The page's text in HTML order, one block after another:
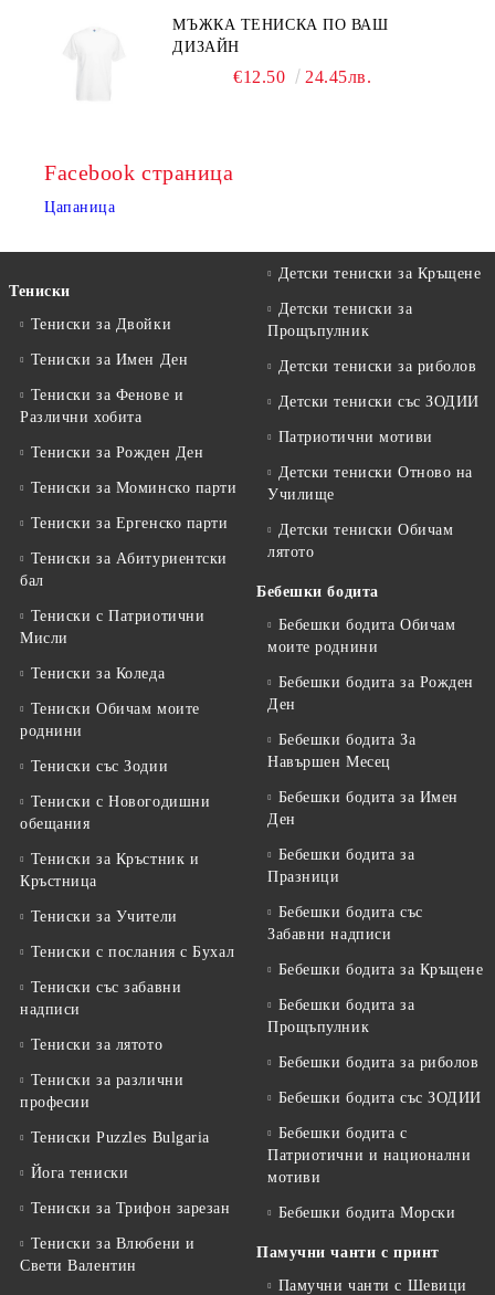
МЪЖКА ТЕНИСКА ПО ВАШ
ДИЗАЙН
€12.50 24.45лв.
Facebook страница
Цапаница
Тениски
Тениски за Двойки
Тениски за Имен Ден
Тениски за Фенове и
Различни хобита
Тениски за Рожден Ден
Тениски за Mоминско парти
Тениски за Eргенско парти
Тениски за Aбитуриентски
бал
Тениски с Патриотични
Мисли
Тениски за Коледа
Тениски Обичам моите
роднини
Тениски със Зодии
Тениски с Новогодишни
обещания
Тениски за Кръстник и
Кръстница
Тениски за Учители
Тениски с послания с Бухал
Тениски със забавни
надписи
Тениски за лятото
Тениски за различни
професии
Тениски Puzzles Bulgaria
Йога тениски
Тениски за Трифон зарезан
Тениски за Влюбени и
Свети Валентин
Детски тениски за Кръщене
Детски тениски за
Прощъпулник
Детски тениски за риболов
Детски тениски със ЗОДИИ
Патриотични мотиви
Детски тениски Отново на
Училище
Детски тениски Обичам
лятото
Бебешки бодита
Бебешки бодита Обичам
моите роднини
Бебешки бодита за Рожден
Ден
Бебешки бодита За
Навършен Месец
Бебешки бодита за Имен
Ден
Бебешки бодита за
Празници
Бебешки бодита със
Забавни надписи
Бебешки бодита за Кръщене
Бебешки бодита за
Прощъпулник
Бебешки бодита за риболов
Бебешки бодита със ЗОДИИ
Бебешки бодита с
Патриотични и национални
мотиви
Бебешки бодита Морски
Памучни чанти с принт
Памучни чанти с Шевици